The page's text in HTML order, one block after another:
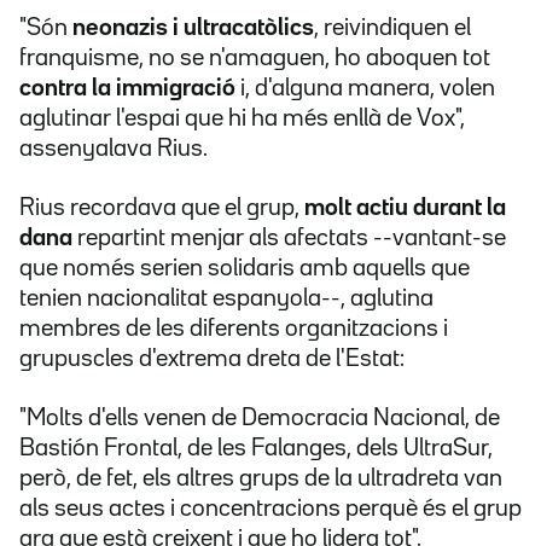
"Són neonazis i ultracatòlics, reivindiquen el
franquisme, no se n'amaguen, ho aboquen tot
contra la immigració i, d'alguna manera, volen
aglutinar l'espai que hi ha més enllà de Vox",
assenyalava Rius.
Rius recordava que el grup, molt actiu durant la
dana repartint menjar als afectats --vantant-se
que només serien solidaris amb aquells que
tenien nacionalitat espanyola--, aglutina
membres de les diferents organitzacions i
grupuscles d'extrema dreta de l'Estat:
"Molts d'ells venen de Democracia Nacional, de
Bastión Frontal, de les Falanges, dels UltraSur,
però, de fet, els altres grups de la ultradreta van
als seus actes i concentracions perquè és el grup
ara que està creixent i que ho lidera tot".